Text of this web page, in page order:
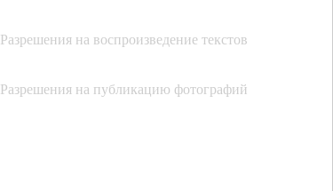
Разрешения на воспроизведение текстов
Разрешения на публикацию фотографий